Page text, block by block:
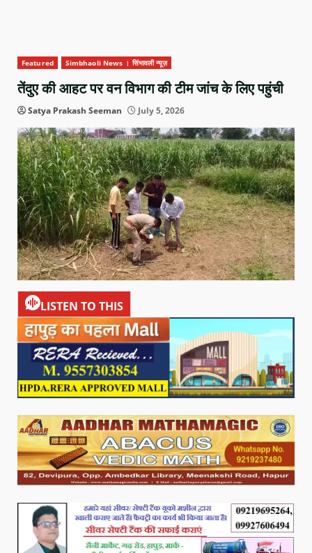
Featured Simbhaoli News । सिंभावली न्यूज़
तेंदुए की आहट पर वन विभाग की टीम जांच के लिए पहुंची
Satya Prakash Seeman July 5, 2026
LISTEN TO THIS